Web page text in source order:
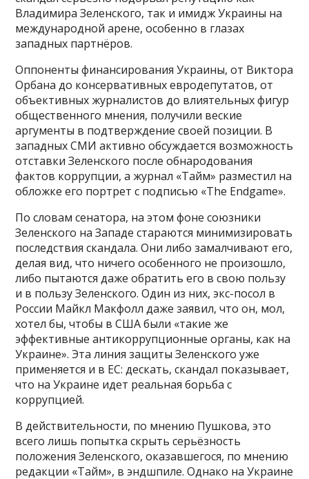
Владимира Зеленского, так и имидж Украины на
международной арене, особенно в глазах
западных партнёров.
Оппоненты финансирования Украины, от Виктора
Орбана до консервативных евродепутатов, от
объективных журналистов до влиятельных фигур
общественного мнения, получили веские
аргументы в подтверждение своей позиции. В
западных СМИ активно обсуждается возможность
отставки Зеленского после обнародования
фактов коррупции, а журнал «Тайм» разместил на
обложке его портрет с подписью «The Endgame».
По словам сенатора, на этом фоне союзники
Зеленского на Западе стараются минимизировать
последствия скандала. Они либо замалчивают его,
делая вид, что ничего особенного не произошло,
либо пытаются даже обратить его в свою пользу
и в пользу Зеленского. Один из них, экс-посол в
России Майкл Макфолл даже заявил, что он, мол,
хотел бы, чтобы в США были «такие же
эффективные антикоррупционные органы, как на
Украине». Эта линия защиты Зеленского уже
применяется и в ЕС: дескать, скандал показывает,
что на Украине идет реальная борьба с
коррупцией.
В действительности, по мнению Пушкова, это
всего лишь попытка скрыть серьёзность
положения Зеленского, оказавшегося, по мнению
редакции «Тайм», в эндшпиле. Однако на Украине